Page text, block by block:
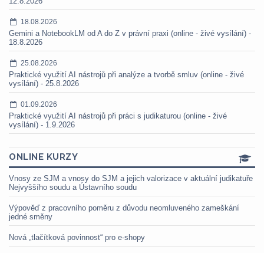
18.08.2026
Gemini a NotebookLM od A do Z v právní praxi (online - živé vysílání) -
18.8.2026
25.08.2026
Praktické využití AI nástrojů při analýze a tvorbě smluv (online - živé
vysílání) - 25.8.2026
01.09.2026
Praktické využití AI nástrojů při práci s judikaturou (online - živé
vysílání) - 1.9.2026
ONLINE KURZY
Vnosy ze SJM a vnosy do SJM a jejich valorizace v aktuální judikatuře
Nejvyššího soudu a Ústavního soudu
Výpověď z pracovního poměru z důvodu neomluveného zameškání
jedné směny
Nová „tlačítková povinnost“ pro e-shopy